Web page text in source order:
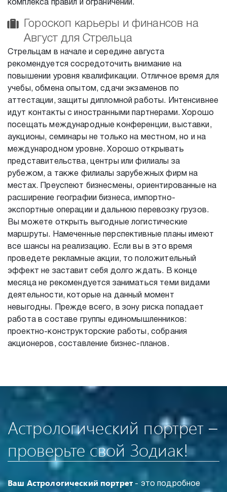
комплекса правил и ограничений.
Гороскоп карьеры и финансов на
Август для Стрельца
Стрельцам в начале и середине августа
рекомендуется сосредоточить внимание на
повышении уровня квалификации. Отличное время для
учебы, обмена опытом, сдачи экзаменов по
аттестации, защиты дипломной работы. Интенсивнее
идут контакты с иностранными партнерами. Хорошо
посещать международные конференции, выставки,
аукционы, семинары не только на местном, но и на
международном уровне. Хорошо открывать
представительства, центры или филиалы за
рубежом, а также филиалы зарубежных фирм на
местах. Преуспеют бизнесмены, ориентированные на
расширение географии бизнеса, импортно-
экспортные операции и дальнюю перевозку грузов.
Вы можете открыть выгодные логистические
маршруты. Намеченные перспективные планы имеют
все шансы на реализацию. Если вы в это время
проведете рекламные акции, то положительный
эффект не заставит себя долго ждать. В конце
месяца не рекомендуется заниматься теми видами
деятельности, которые на данный момент
невыгодны. Прежде всего, в зону риска попадает
работа в составе группы единомышленников:
проектно-конструкторские работы, собрания
акционеров, составление бизнес-планов.
Астрологический портрет –
проверьте свой Зодиак!
Ваш Астрологический портрет - это подробное